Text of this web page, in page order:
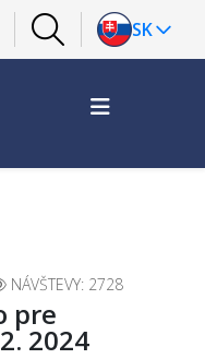
SK
NÁVŠTEVY: 2728
pre
2024